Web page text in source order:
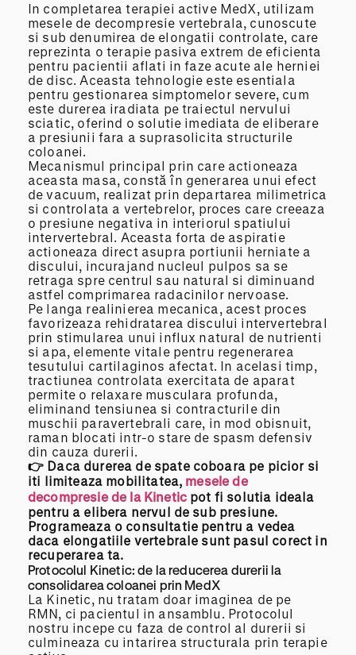
In completarea terapiei active MedX, utilizam
mesele de decompresie vertebrala, cunoscute
si sub denumirea de elongatii controlate, care
reprezinta o terapie pasiva extrem de eficienta
pentru pacientii aflati in faze acute ale herniei
de disc. Aceasta tehnologie este esentiala
pentru gestionarea simptomelor severe, cum
este durerea iradiata pe traiectul nervului
sciatic, oferind o solutie imediata de eliberare
a presiunii fara a suprasolicita structurile
coloanei.
Mecanismul principal prin care actioneaza
aceasta masa, constă în generarea unui efect
de vacuum, realizat prin departarea milimetrica
si controlata a vertebrelor, proces care creeaza
o presiune negativa in interiorul spatiului
intervertebral. Aceasta forta de aspiratie
actioneaza direct asupra portiunii herniate a
discului, incurajand nucleul pulpos sa se
retraga spre centrul sau natural si diminuand
astfel comprimarea radacinilor nervoase.
Pe langa realinierea mecanica, acest proces
favorizeaza rehidratarea discului intervertebral
prin stimularea unui influx natural de nutrienti
si apa, elemente vitale pentru regenerarea
tesutului cartilaginos afectat. In acelasi timp,
tractiunea controlata exercitata de aparat
permite o relaxare musculara profunda,
eliminand tensiunea si contracturile din
muschii paravertebrali care, in mod obisnuit,
raman blocati intr-o stare de spasm defensiv
din cauza durerii.
👉 Daca durerea de spate coboara pe picior si
iti limiteaza mobilitatea, mesele de
decompresie de la Kinetic pot fi solutia ideala
pentru a elibera nervul de sub presiune.
Programeaza o consultatie pentru a vedea
daca elongatiile vertebrale sunt pasul corect in
recuperarea ta.
Protocolul Kinetic: de la reducerea durerii la
consolidarea coloanei prin MedX
La Kinetic, nu tratam doar imaginea de pe
RMN, ci pacientul in ansamblu. Protocolul
nostru incepe cu faza de control al durerii si
culmineaza cu intarirea structurala prin terapie